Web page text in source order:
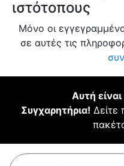
ιστότοπους
Μόνο οι
σε αυτές τις
Αυτή
Συγχαρητήρια! Δείτε